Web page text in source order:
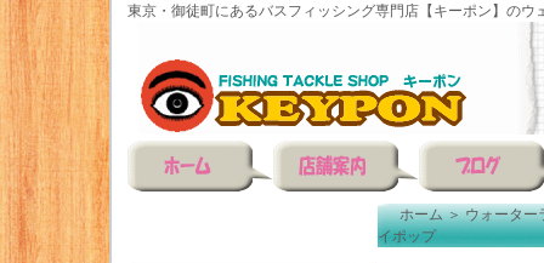
東京・御徒町にあるバスフィッシング専門店【キーポン】のウ
ホーム＞ウォーター
イポップ